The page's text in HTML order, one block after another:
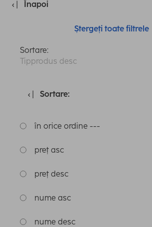
Înapoi
Ștergeți toate filtrele
Sortare:
Tipprodus desc
Sortare:
în orice ordine ---
preț asc
preț desc
nume asc
nume desc